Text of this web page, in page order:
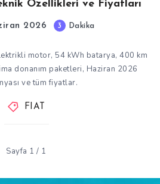
Özellikleri ve Fiyatları
2026 3 Dakika
motor, 54 kWh batarya, 400 km
donanım paketleri, Haziran 2026
ve tüm fiyatlar.
FIAT
Sayfa 1 / 1